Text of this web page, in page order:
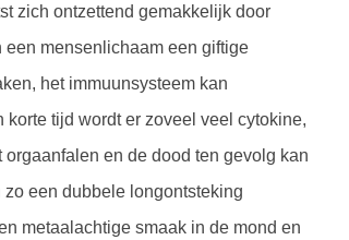
zich ontzettend gemakkelijk door
mensenlichaam een giftige
het immuunsysteem kan
tijd wordt er zoveel veel cytokine,
en de dood ten gevolg kan
een dubbele longontsteking
metaalachtige smaak in de mond en